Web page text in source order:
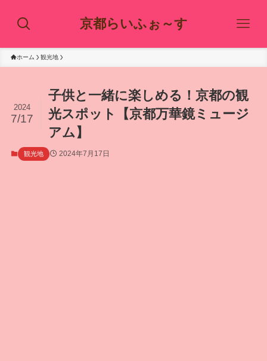
京都らいふぉ～す
ホーム 観光地
子供と一緒に楽しめる！京都の観
光スポット【京都万華鏡ミュージ
アム】
2024
7/17
観光地 2024年7月17日